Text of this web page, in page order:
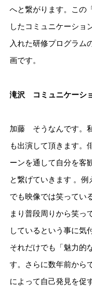
へと繋がります。この
したコミュニケーショ
入れた研修プログラム
画です。
滝沢 コミュニケーシ
加藤 そうなんです。
も出演して頂きます。
ーンを通して自分を客
と繋げていきます 。例
でも映像では笑ってい
まり普段周りから笑っ
しているという事に気
それだけでも「魅力的
す。さらに数年前から
によって自己発見を促